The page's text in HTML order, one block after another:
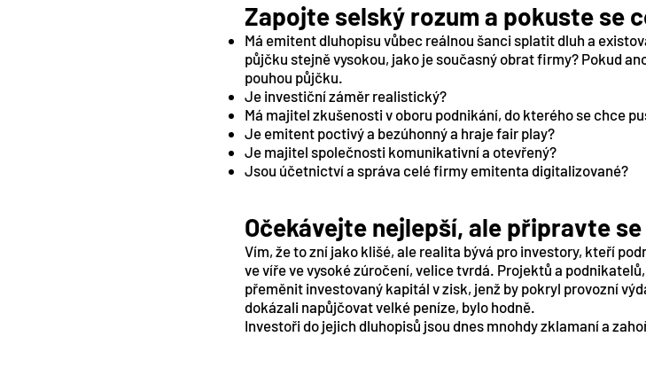
Zapojte selský rozum a pokuste se
Má emitent dluhopisu vůbec reálnou šanci splatit dluh a
půjčku stejně vysokou, jako je současný obrat firmy? Pokud
pouhou půjčku.
Je investiční záměr realistický?
Má majitel zkušenosti v oboru podnikání, do kterého se chce
Je emitent poctivý a bezúhonný a hraje fair play?
Je majitel společnosti komunikativní a otevřený?
Jsou účetnictví a správa celé firmy emitenta digitalizované?
Očekávejte nejlepší, ale připravte
Vím, že to zní jako klišé, ale realita bývá pro investory, kteří
ve víře ve vysoké zúročení, velice tvrdá. Projektů a
přeměnit investovaný kapitál v zisk, jenž by pokryl provozní
dokázali napůjčovat velké peníze, bylo hodně.
Investoři do jejich dluhopisů jsou dnes mnohdy zklamaní a